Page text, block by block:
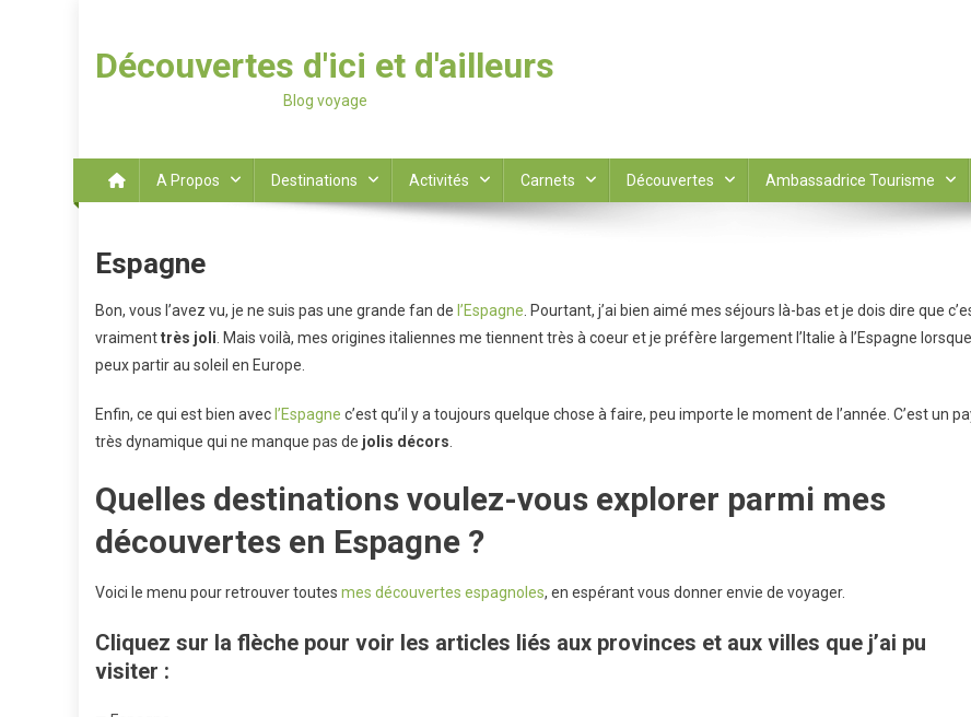
Découvertes d'ici et d'ailleurs
Blog voyage
A Propos Destinations Activités Carnets Découvertes Ambassadrice Tourisme
Espagne
Bon, vous l’avez vu, je ne suis pas une grande fan de l’Espagne . Pourtant, j’ai bien aimé mes séjours là-bas et je dois dire que
vraimenttrès joli . Mais voilà, mes origines italiennes me tiennent très à coeur et je préfère largement l’Italie à l’Espagne
peux partir au soleil en Europe.
Enfin, ce qui est bien avec l’Espagne c’est qu’il y a toujours quelque chose à faire, peu importe le moment de l’année. C’est un
très dynamique qui ne manque pas de jolis décors
Quelles destinations voulez-vous explorer parmi mes
découvertes en Espagne ?
Voici le menu pour retrouver toutes mes découvertes espagnoles, en espérant vous donner envie de voyager.
Cliquez sur la flèche pour voir les articles liés aux provinces et aux villes que j’ai pu
visiter :